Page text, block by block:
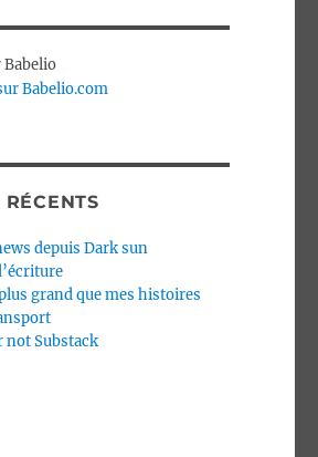
depuis Dark sun
grand que mes histoires
not Substack